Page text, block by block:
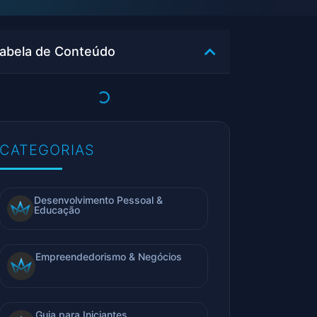
de Conteúdo
CATEGORIAS
Desenvolvimento Pessoal &
Educação
Empreendedorismo & Negócios
Guia para Iniciantes